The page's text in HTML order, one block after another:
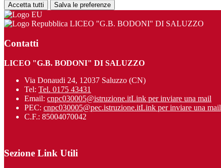
Accetta tutti Salva le preferenze
LICEO "G.B. BODONI" DI SALUZZO
Contatti
LICEO "G.B. BODONI" DI SALUZZO
Via Donaudi 24, 12037 Saluzzo (CN)
Tel: Tel. 0175 43431
Email: cnpc030005@istruzione.itLink per inviare una mail
PEC: cnpc030005@pec.istruzione.itLink per inviare una mail
C.F.: 85004070042
Sezione Link Utili